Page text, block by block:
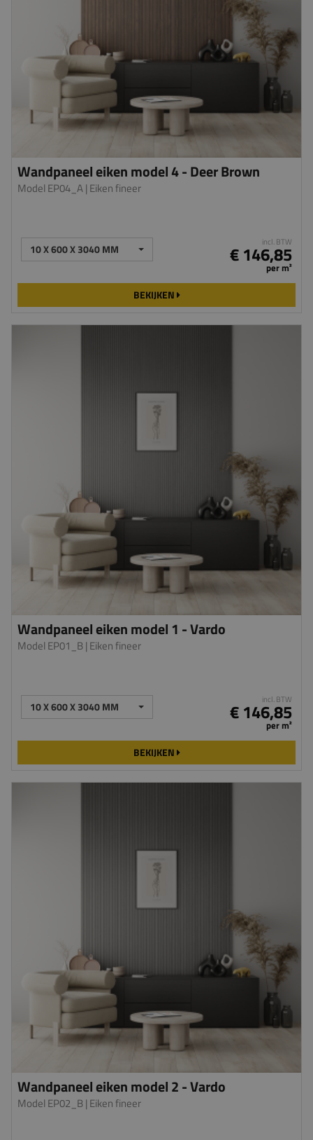
Wandpaneel eiken model 4 - Deer Brown
Model EP04_A| Eiken fineer
10 X 600 X 3040 MM incl. BTW
€ 146,85
per m²
BEKIJKEN
Wandpaneel eiken model 1 - Vardo
Model EP01_B| Eiken fineer
10 X 600 X 3040 MM incl. BTW
€ 146,85
per m²
BEKIJKEN
Wandpaneel eiken model 2 - Vardo
Model EP02_B| Eiken fineer